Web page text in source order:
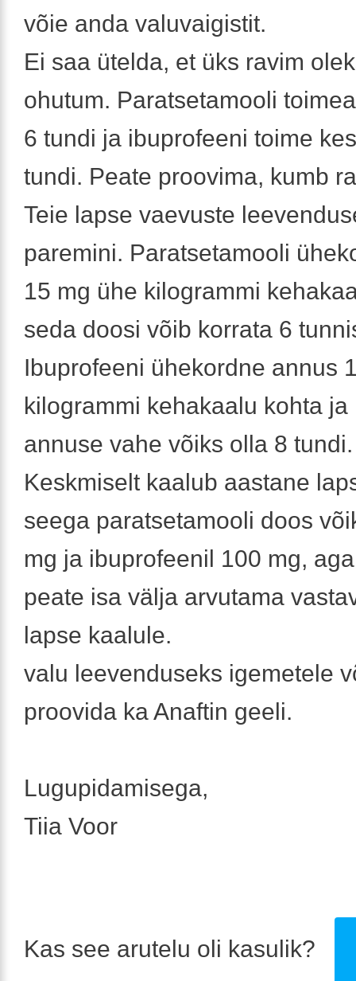
võie anda valuvaigistit.
Ei saa ütelda, et üks ravim
ohutum. Paratsetamooli
6 tundi ja ibuprofeeni toime
tundi. Peate proovima, kumb
Teie lapse vaevuste
paremini. Paratsetamooli
15 mg ühe kilogrammi
seda doosi võib korrata 6
Ibuprofeeni ühekordne annus
kilogrammi kehakaalu kohta ja
annuse vahe võiks olla 8 tundi.
Keskmiselt kaalub aastane
seega paratsetamooli doos
mg ja ibuprofeenil 100 mg,
peate isa välja arvutama
lapse kaalule.
valu leevenduseks igemetele
proovida ka Anaftin geeli.
Lugupidamisega,
Tiia Voor
Kas see arutelu oli kasulik?